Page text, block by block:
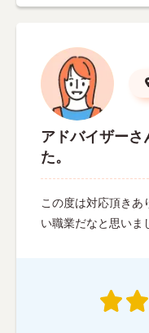
アドバイザーさ
た。
この度は対応頂きあ
い職業だなと思いま